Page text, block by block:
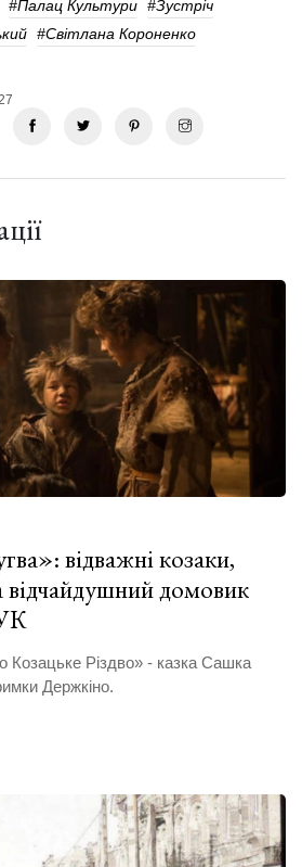
#Палац Культури #зустріч
#Світлана Короненко
відважні козаки,
відчайдушний домовик
Козацьке Різдво» - казка Сашка
Держкіно.